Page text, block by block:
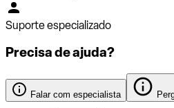
Suporte especializado
Precisa de ajuda?
Falar com especialista